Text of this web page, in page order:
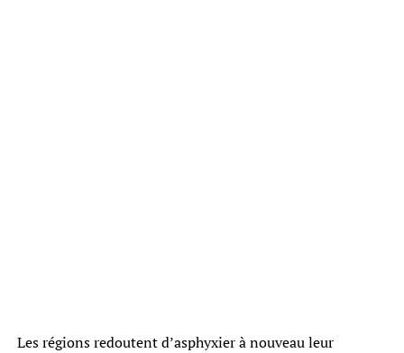
Les régions redoutent d’asphyxier à nouveau leur